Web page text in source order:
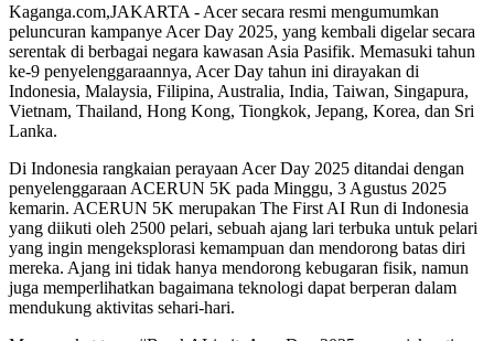
Kaganga.com,JAKARTA - Acer secara resmi mengumumkan
peluncuran kampanye Acer Day 2025, yang kembali digelar secara
serentak di berbagai negara kawasan Asia Pasifik. Memasuki tahun
ke-9 penyelenggaraannya, Acer Day tahun ini dirayakan di
Indonesia, Malaysia, Filipina, Australia, India, Taiwan, Singapura,
Vietnam, Thailand, Hong Kong, Tiongkok, Jepang, Korea, dan Sri
Lanka.
Di Indonesia rangkaian perayaan Acer Day 2025 ditandai dengan
penyelenggaraan ACERUN 5K pada Minggu, 3 Agustus 2025
kemarin. ACERUN 5K merupakan The First AI Run di Indonesia
yang diikuti oleh 2500 pelari, sebuah ajang lari terbuka untuk pelari
yang ingin mengeksplorasi kemampuan dan mendorong batas diri
mereka. Ajang ini tidak hanya mendorong kebugaran fisik, namun
juga memperlihatkan bagaimana teknologi dapat berperan dalam
mendukung aktivitas sehari-hari.